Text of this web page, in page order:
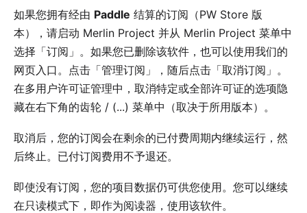
如果您拥有经由 Paddle 结算的订阅（PW Store 版
本），请启动 Merlin Project 并从 Merlin Project 菜单中
选择「订阅」。如果您已删除该软件，也可以使用我们的
网页入口 。点击「管理订阅」，随后点击「取消订阅」。
在多用户许可证管理中，取消特定或全部许可证的选项隐
藏在右下角的齿轮 / (...) 菜单中（取决于所用版本）。
取消后，您的订阅会在剩余的已付费周期内继续运行，然
后终止。已付订阅费用不予退还。
即使没有订阅，您的项目数据仍可供您使用。您可以继续
在只读模式下，即作为阅读器，使用该软件。